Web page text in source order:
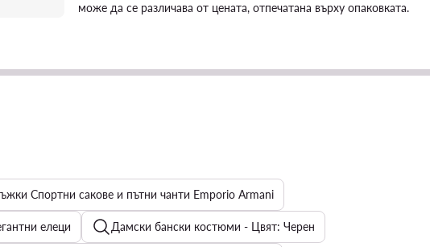
може да се различава от цената, отпечатана върху опаковката.
Спортни сакове и пътни чанти Emporio Armani
елеци Дамски бански костюми - Цвят: Черен